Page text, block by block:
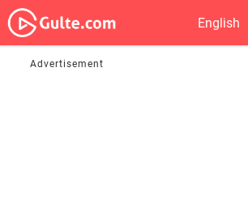
English